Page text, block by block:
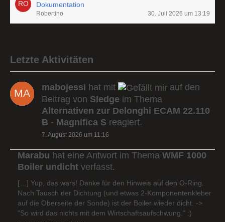
Dokumentation
Robertino 30. Juli 2026 um 13:19
Letzte Aktivitäten
mabojessi hat mit
auf den
Beitrag von Sledge im Thema
Alternativen zur Delonghi ECAM 22.110
B - Magnifica S reagiert.
7. August 2026 um 11:16
Marabu hat eine Antwort im Thema WMF 1000
Boiler undicht verfasst.
[…] Yup, das wars! Danke für den Hinweis auf den O-Ring.
Nach Tausch der Dichtung (und etwas 2-Komponentenkleber
auf die Oberseite der Sonde) ist der Boiler wieder dicht. ->
"So wird das nichts mit dem Wirtschaftsaufschwung." :)